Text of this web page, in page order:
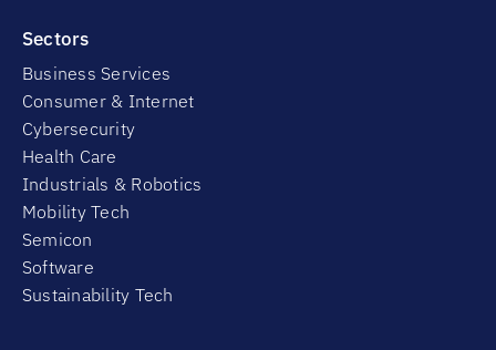
Sectors
Business Services
Consumer & Internet
Cybersecurity
Health Care
Industrials & Robotics
Mobility Tech
Semicon
Software
Sustainability Tech